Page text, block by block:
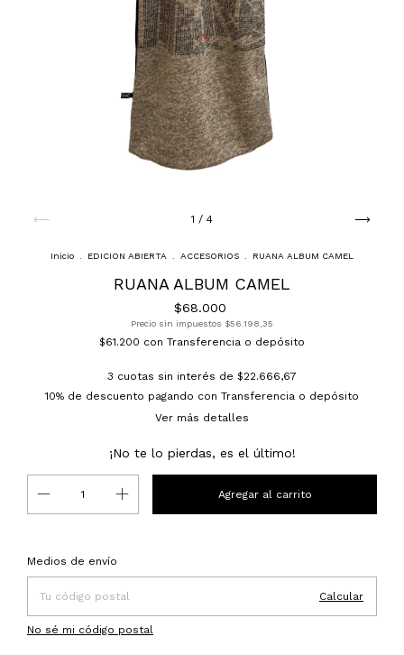
1 / 4
Inicio . EDICION ABIERTA . ACCESORIOS . RUANA ALBUM CAMEL
RUANA ALBUM CAMEL
$68.000
Precio sin impuestos $56.198,35
$61.200 con Transferencia o depósito
3 cuotas sin interés de $22.666,67
10% de descuento pagando con Transferencia o depósito
Ver más detalles
¡No te lo pierdas, es el último!
Entregas para el CP:
Medios de envío
Calcular
No sé mi código postal